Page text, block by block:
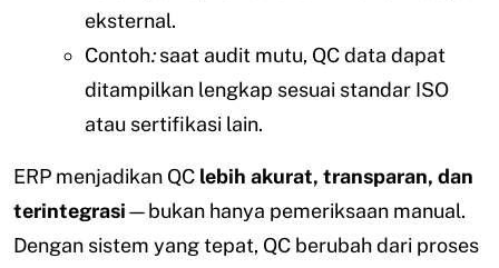
eksternal.
Contoh:saat audit mutu, QC data dapat
ditampilkan lengkap sesuai standar ISO
atau sertifikasi lain.
ERP menjadikan QC lebih akurat, transparan, dan
terintegrasi—bukan hanya pemeriksaan manual.
Dengan sistem yang tepat, QC berubah dari proses